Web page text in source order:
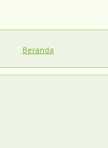
Beranda